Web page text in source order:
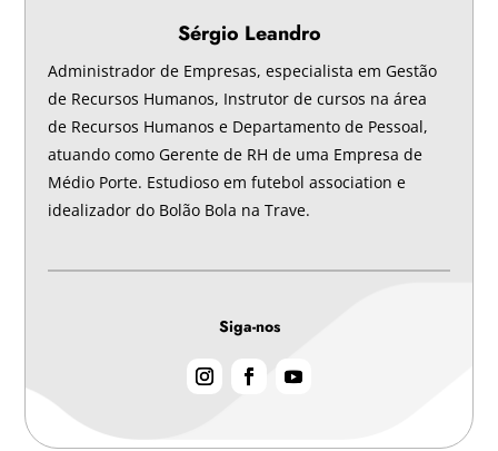
Sérgio Leandro
Administrador de Empresas, especialista em Gestão
de Recursos Humanos, Instrutor de cursos na área
de Recursos Humanos e Departamento de Pessoal,
atuando como Gerente de RH de uma Empresa de
Médio Porte. Estudioso em futebol association e
idealizador do Bolão Bola na Trave.
Siga-nos